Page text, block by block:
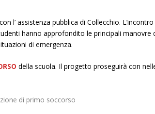
l’ assistenza pubblica di Collecchio.
hanno approfondito le principali manovre
di emergenza.
della scuola. Il progetto proseguirà con